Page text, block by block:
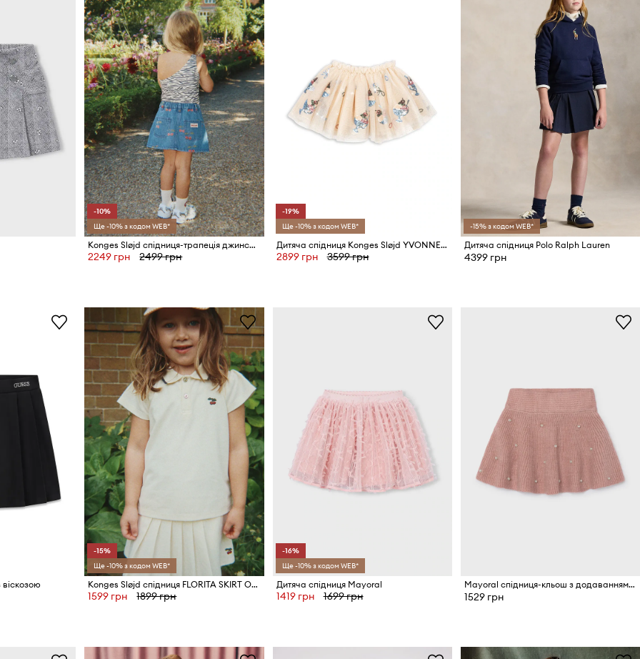
-10%
Ще -10% з кодом WEB*
Konges Sløjd спідниця-трапеція джинсова MAGOT PRINTED SKIRT GOTS
2249 грн 2499 грн
-19%
Ще -10% з кодом WEB*
Дитяча спідниця Konges Sløjd YVONNE SKIRT
2899 грн 3599 грн
-15% з кодом WEB*
Дитяча спідниця Polo Ralph Lauren
4399 грн
-15%
Ще -10% з кодом WEB*
Konges Sløjd спідниця FLORITA SKIRT OCS
1599 грн 1899 грн
-16%
Ще -10% з кодом WEB*
Дитяча спідниця Mayoral
1419 грн 1699 грн
Mayoral спідниця-кльош з додаванням вовни
1529 грн